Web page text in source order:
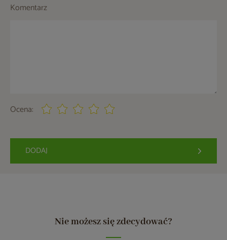
Komentarz
Ocena:
DODAJ
Nie możesz się zdecydować?